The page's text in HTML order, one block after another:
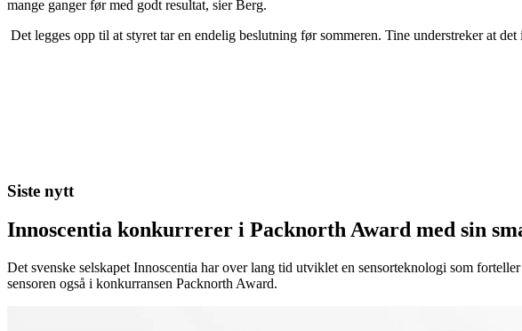
mange ganger før med godt resultat, sier Berg.
Det legges opp til at styret tar en endelig beslutning før sommeren. Tine understreker at
Siste nytt
Innoscentia konkurrerer i Packnorth Award med sin
Det svenske selskapet Innoscentia har over lang tid utviklet en sensorteknologi som
sensoren også i konkurransen Packnorth Award.